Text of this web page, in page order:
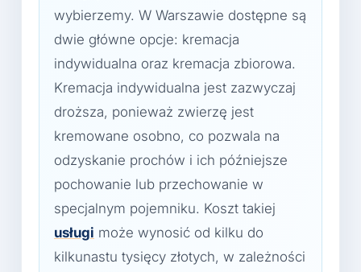
wybierzemy. W Warszawie dostępne są
dwie główne opcje: kremacja
indywidualna oraz kremacja zbiorowa.
Kremacja indywidualna jest zazwyczaj
droższa, ponieważ zwierzę jest
kremowane osobno, co pozwala na
odzyskanie prochów i ich późniejsze
pochowanie lub przechowanie w
specjalnym pojemniku. Koszt takiej
usługi może wynosić od kilku do
kilkunastu tysięcy złotych, w zależności